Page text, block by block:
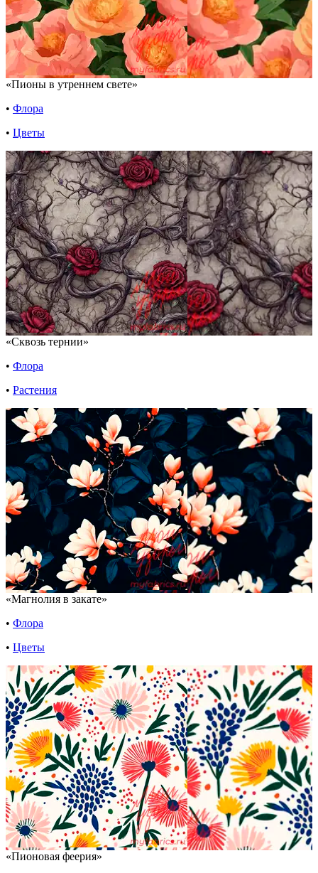
«Пионы в утреннем свете»
• Флора
• Цветы
«Сквозь тернии»
• Флора
• Растения
«Магнолия в закате»
• Флора
• Цветы
«Пионовая феерия»